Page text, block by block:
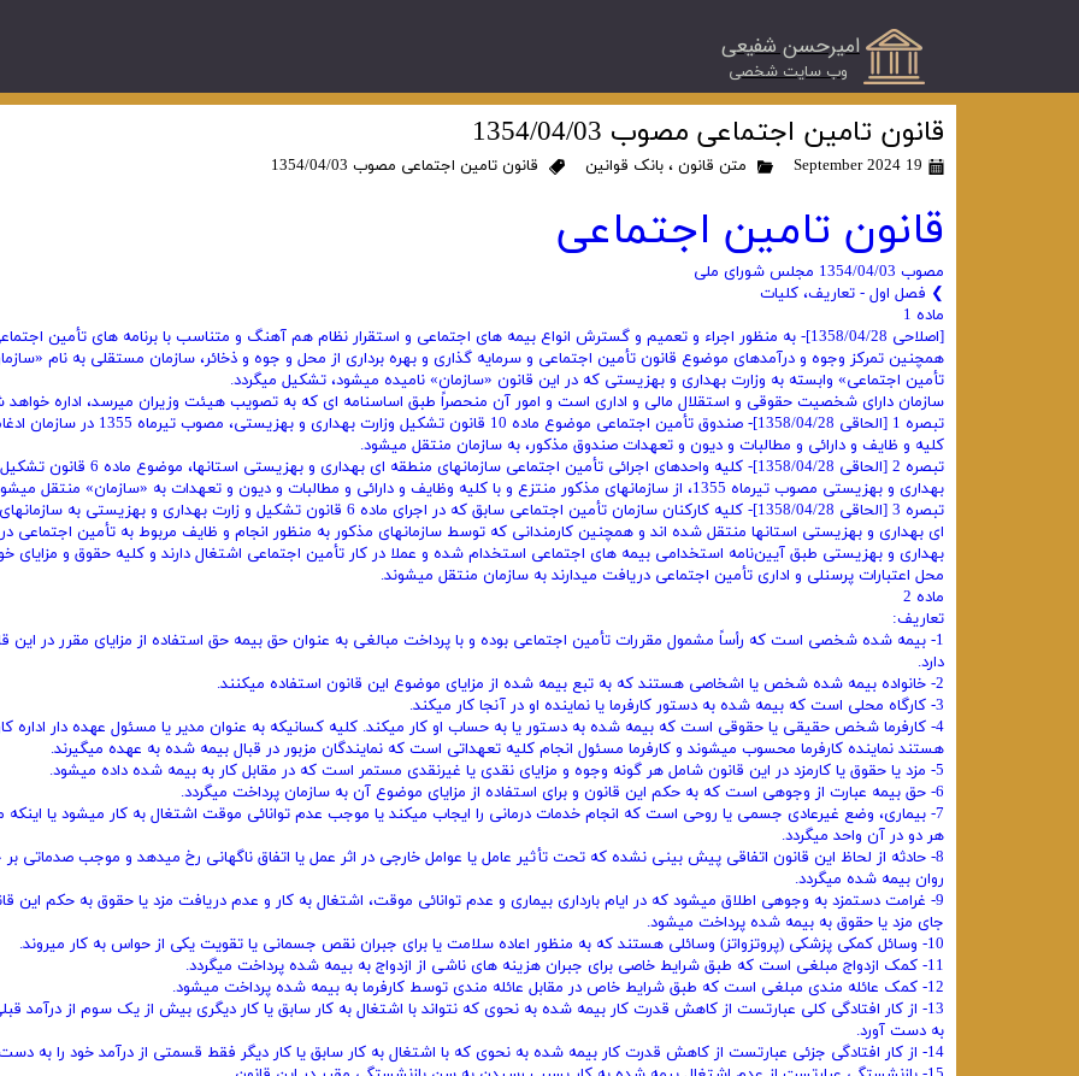
امیرحسن شفیعی
​وب سایت شخصی
قانون تامین اجتماعی مصوب 1354/04/03
19 September 2024 متن قانون ، بانک قوانین قانون تامین اجتماعی مصوب 1354/04/03
قانون تامین اجتماعی
مصوب 1354/04/03 مجلس شورای ملی
❯ فصل اول - تعاریف، کلیات
ماده 1
[اصلاحی 1358/04/28]- به منظور اجراء و تعمیم و گسترش انواع بیمه های اجتماعی و استقرار نظام هم آهنگ و متناسب با برنامه های تأمین
همچنین تمرکز وجوه و درآمدهای موضوع قانون تأمین اجتماعی و سرمایه گذاری و بهره برداری از محل و جوه و ذخائر، سازمان مستقلی به نام
تأمین اجتماعی» وابسته به وزارت بهداری و بهزیستی که در این قانون «سازمان» نامیده میشود، تشکیل میگردد.
سازمان دارای شخصیت حقوقی و استقلال مالی و اداری است و امور آن منحصراً طبق اساسنامه ای که به تصویب هیئت وزیران میرسد، اداره خواهد
تبصره 1 [الحاقی 1358/04/28]- صندوق تأمین اجتماعی موضوع ماده 10 قانون تشکیل وزارت بهداری و بهزیستی، مصوب
کلیه و ظایف و دارائی و مطالبات و دیون و تعهدات صندوق مذکور، به سازمان منتقل میشود.
تبصره 2 [الحاقی 1358/04/28]- کلیه واحدهای اجرائی تأمین اجتماعی سازمانهای منطقه ای بهداری
بهداری و بهزیستی مصوب تیرماه 1355، از سازمانهای مذکور منتزع و با کلیه وظایف و دارائی و مطالبات و دیون و تعهدات به «سازمان» منتقل میشود.
تبصره 3 [الحاقی 1358/04/28]- کلیه کارکنان سازمان تأمین اجتماعی سابق که در اجرای ماده 6 قانون تشکیل و زارت بهداری و بهزیستی
ای بهداری و بهزیستی استانها منتقل شده اند و همچنین کارمندانی که توسط سازمانهای مذکور به منظور انجام و ظایف مربوط به تأمین اجتماعی
بهداری و بهزیستی طبق آیین‌نامه استخدامی بیمه های اجتماعی استخدام شده و عملا در کار تأمین اجتماعی اشتغال دارند و کلیه حقوق و مزایای
محل اعتبارات پرسنلی و اداری تأمین اجتماعی دریافت میدارند به سازمان منتقل میشوند.
‌ماده 2
تعاریف:
1- بیمه شده شخصی است که رأساً مشمول مقررات تأمین اجتماعی بوده و با پرداخت مبالغی به عنوان حق بیمه حق استفاده از مزایای مقرر در ‌این
دارد.
2- خانواده بیمه شده شخص یا اشخاصی هستند که به تبع بیمه شده از مزایای موضوع این قانون استفاده میکنند.
3- کارگاه محلی است که بیمه شده به دستور کارفرما یا نماینده او در آنجا کار میکند.
4- کارفرما شخص حقیقی یا حقوقی است که بیمه شده به دستور یا به حساب او کار میکند. کلیه کسانیکه به عنوان مدیر یا مسئول عهده ‌دار اداره‌
هستند نماینده کارفرما محسوب میشوند و کارفرما مسئول انجام کلیه تعهداتی است که نمایندگان مزبور در قبال بیمه شده به عهده میگیرند.
5- مزد یا حقوق یا کارمزد در این قانون شامل هر گونه وجوه و مزایای نقدی یا غیرنقدی مستمر است که در مقابل کار به بیمه شده داده میشود.
6- حق بیمه عبارت از وجوهی است که به حکم این قانون و برای استفاده از مزایای موضوع آن به سازمان پرداخت میگردد.
7- بیماری، وضع غیرعادی جسمی‌ یا روحی است که انجام خدمات درمانی را ایجاب میکند یا موجب عدم توانائی موقت اشتغال به کار میشود‌ یا
هر دو در آن واحد میگردد.
8- حادثه از لحاظ این قانون اتفاقی پیش ‌بینی نشده که تحت تأثیر عامل یا عوامل خارجی در اثر عمل یا اتفاق ناگهانی رخ میدهد و موجب‌ صدماتی
روان بیمه شده میگردد.
9- غرامت دستمزد به وجوهی اطلاق میشود که در ایام بارداری بیماری و عدم توانائی موقت، اشتغال به کار و عدم دریافت مزد یا حقوق به حکم ‌این
جای مزد یا حقوق به بیمه شده پرداخت میشود.
10- وسائل کمکی پزشکی (‌پروتزواتز) وسائلی هستند که به منظور اعاده سلامت یا برای جبران نقص جسمانی یا تقویت یکی از حواس به کار ‌میروند.
11- کمک ازدواج مبلغی است که طبق شرایط خاصی برای جبران هزینه‌ های ناشی از ازدواج به بیمه شده پرداخت میگردد.
12- کمک عائله ‌مندی مبلغی است که طبق شرایط خاص در مقابل عائله ‌مندی توسط کارفرما به بیمه شده پرداخت میشود.
13- از کار افتادگی کلی عبارتست از کاهش قدرت کار بیمه ‌شده به نحوی که نتواند با اشتغال به کار سابق یا کار دیگری بیش از یک سوم از درآمد
به دست آورد.
14- از کار افتادگی جزئی عبارتست از کاهش قدرت کار بیمه شده به نحوی که با اشتغال به کار سابق یا کار دیگر فقط قسمتی از درآمد خود را به دست آورد.